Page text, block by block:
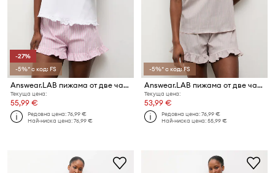
-27%
-5%* с код: FS
Answear.LAB пижама от две части дамска с памук
Текуща цена:
55,99 €
Редовна цена:76,99 €
Най-ниска цена:76,99 €
-5%* с код: FS
Answear.LAB пижама от две части дамска с памук
Текуща цена:
53,99 €
Редовна цена:76,99 €
Най-ниска цена:55,99 €